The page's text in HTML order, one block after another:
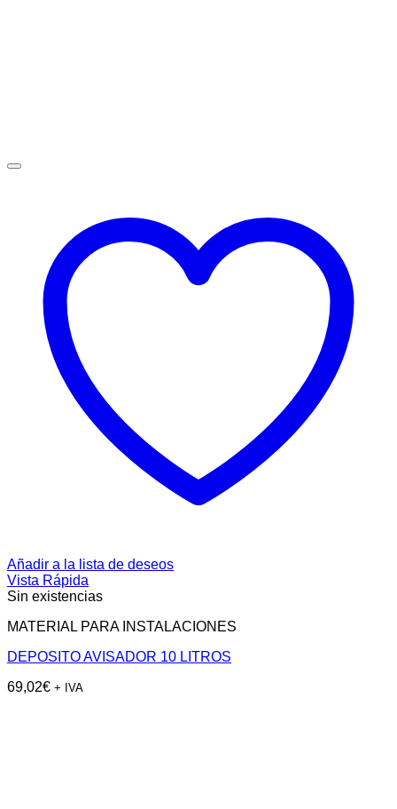
Añadir a la lista de deseos
Vista Rápida
Sin existencias
MATERIAL PARA INSTALACIONES
DEPOSITO AVISADOR 10 LITROS
69,02€ + IVA